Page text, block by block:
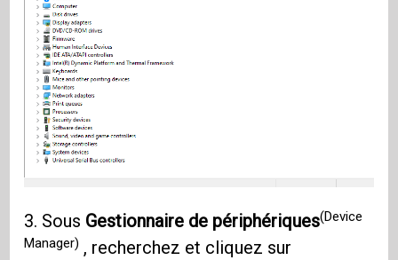
3. Sous Gestionnaire de périphériques(Device
Manager) , recherchez et cliquez sur